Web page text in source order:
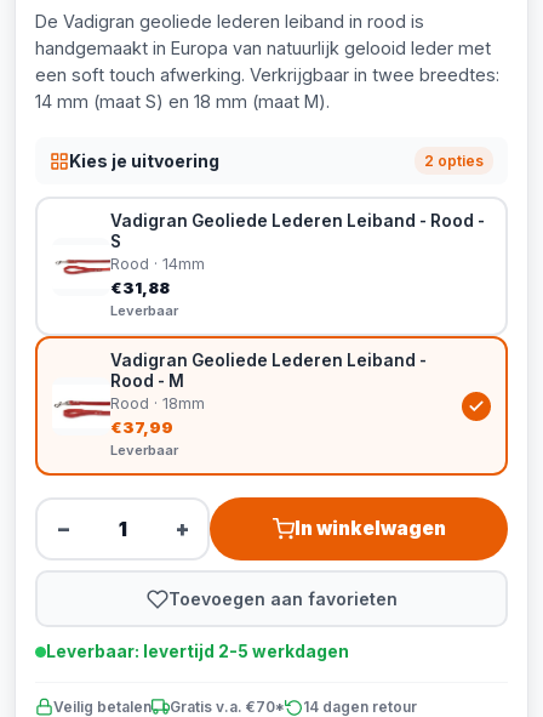
De Vadigran geoliede lederen leiband in rood is
handgemaakt in Europa van natuurlijk gelooid leder met
een soft touch afwerking. Verkrijgbaar in twee breedtes:
14 mm (maat S) en 18 mm (maat M).
Kies je uitvoering 2 opties
Vadigran Geoliede Lederen Leiband - Rood -
S
Rood · 14mm
€31,88
Leverbaar
Vadigran Geoliede Lederen Leiband -
Rood - M
Rood · 18mm
€37,99
Leverbaar
− + In winkelwagen
Toevoegen aan favorieten
Leverbaar: levertijd 2-5 werkdagen
Veilig betalen Gratis v.a. €70* 14 dagen retour